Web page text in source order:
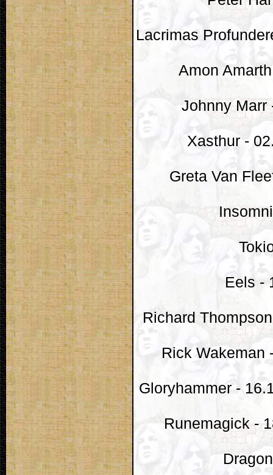
Lacrimas
Amon
Johnny Marr
Xasthur -
Greta Van
Eels -
Richard
Rick Wakeman
Gloryhammer -
Runemagick -